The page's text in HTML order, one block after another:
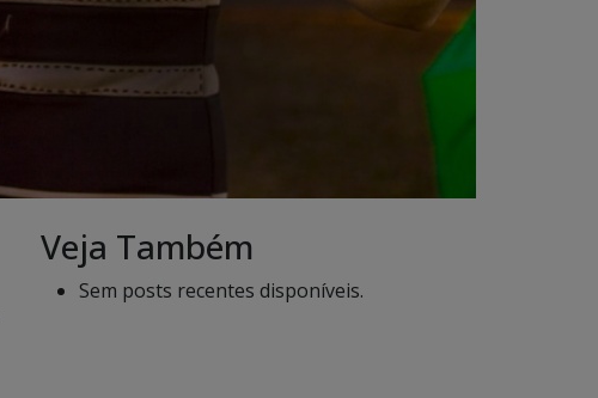
Veja Também
Sem posts recentes disponíveis.